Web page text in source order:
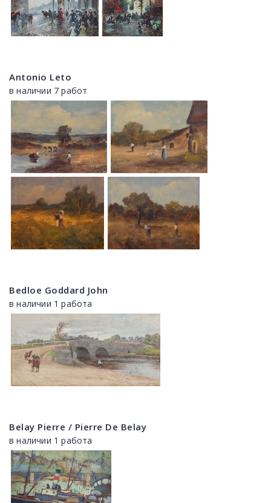
Antonio Leto
в наличии 7 работ
Bedloe Goddard John
в наличии 1 работа
Belay Pierre / Pierre De Belay
в наличии 1 работа